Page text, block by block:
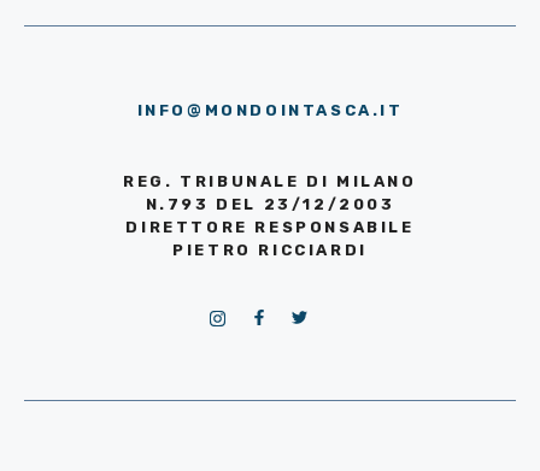
INFO@MONDOINTASCA.IT
REG. TRIBUNALE DI MILANO
N.793 DEL 23/12/2003
DIRETTORE RESPONSABILE
PIETRO RICCIARDI